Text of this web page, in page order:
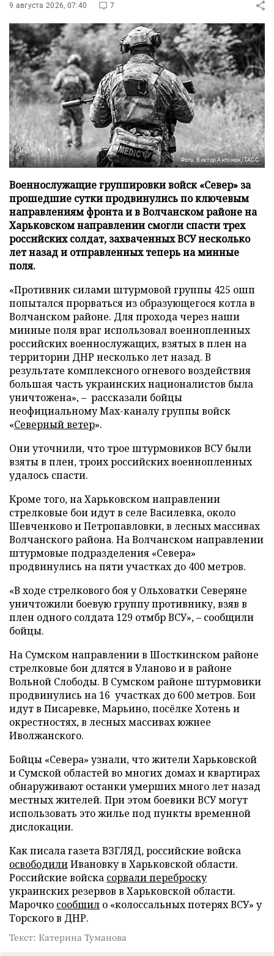
9 августа 2026, 07:40 7
Фото: Виктор Антонюк/ТАСС
Военнослужащие группировки войск «Север» за
прошедшие сутки продвинулись по ключевым
направлениям фронта и в Волчанском районе на
Харьковском направлении смогли спасти трех
российских солдат, захваченных ВСУ несколько
лет назад и отправленных теперь на минные
поля.
«Противник силами штурмовой группы 425 ошп
попытался прорваться из образующегося котла в
Волчанском районе. Для прохода через наши
минные поля враг использовал военнопленных
российских военнослужащих, взятых в плен на
территории ДНР несколько лет назад. В
результате комплексного огневого воздействия
большая часть украинских националистов была
уничтожена», – рассказали бойцы
неофициальному Max-каналу группы войск
«Северный ветер».
Они уточнили, что трое штурмовиков ВСУ были
взяты в плен, троих российских военнопленных
удалось спасти.
Кроме того, на Харьковском направлении
стрелковые бои идут в селе Василевка, около
Шевченково и Петропавловки, в лесных массивах
Волчанского района. На Волчанском направлении
штурмовые подразделения «Севера»
продвинулись на пяти участках до 400 метров.
«В ходе стрелкового боя у Ольховатки Северяне
уничтожили боевую группу противнику, взяв в
плен одного солдата 129 отмбр ВСУ», – сообщили
бойцы.
На Сумском направлении в Шосткинском районе
стрелковые бои длятся в Уланово и в районе
Вольной Слободы. В Сумском районе штурмовики
продвинулись на 16 участках до 600 метров. Бои
идут в Писаревке, Марьино, посёлке Хотень и
окрестностях, в лесных массивах южнее
Иволжанского.
Бойцы «Севера» узнали, что жители Харьковской
и Сумской областей во многих домах и квартирах
обнаруживают останки умерших много лет назад
местных жителей. При этом боевики ВСУ могут
использовать это жилье под пункты временной
дислокации.
Как писала газета ВЗГЛЯД, российские войска
освободилиИвановку в Харьковской области.
Российские войска сорвали переброску
украинских резервов в Харьковской области.
Марочко сообщил о «колоссальных потерях ВСУ» у
Торского в ДНР.
Текст: Катерина Туманова